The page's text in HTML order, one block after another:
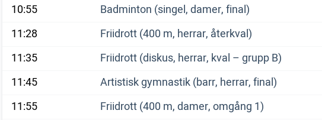
10:55
Badminton (singel, damer, final)
11:28
Friidrott (400 m, herrar, återkval)
11:35
Friidrott (diskus, herrar, kval – grupp B)
11:45
Artistisk gymnastik (barr, herrar, final)
11:55
Friidrott (400 m, damer, omgång 1)